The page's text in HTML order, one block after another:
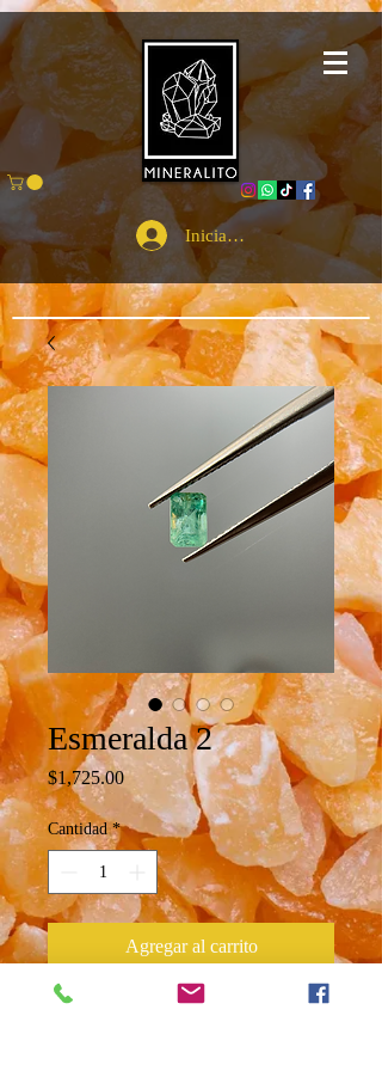
Iniciar sesión
Esmeralda 2
$1,725.00Precio
Cantidad *
Agregar al carrito